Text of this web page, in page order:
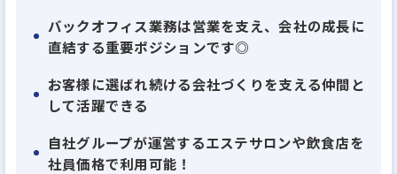
バックオフィス業務は営業を支え、会社の成長に
直結する重要ポジションです◎
お客様に選ばれ続ける会社づくりを支える仲間と
して活躍できる
自社グループが運営するエステサロンや飲食店を
社員価格で利用可能！